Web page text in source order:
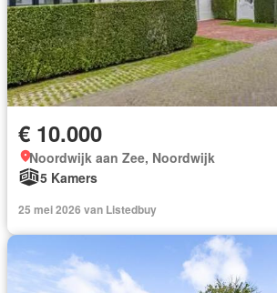
€ 10.000
Noordwijk aan Zee, Noordwijk
5 Kamers
25 mei 2026 van Listedbuy